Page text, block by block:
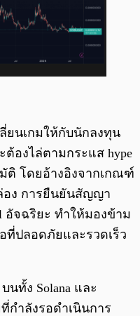
ยนเกมให้กับนักลงทุน
องไล่ตามกระแส hype
ติ โดยอ้างอิงจากเกณฑ์
อง การยืนยันสัญญา
อัจฉริยะ ทำให้มองข้าม
ที่ปลอดภัยและรวดเร็ว
นทั้ง Solana และ
กำลังรอดำเนินการ